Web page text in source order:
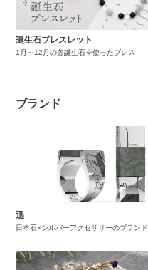
誕生石ブレスレット
1月～12月の各誕生石を使ったブレス
ブランド
迅
日本石×シルバーアクセサリーのブランド